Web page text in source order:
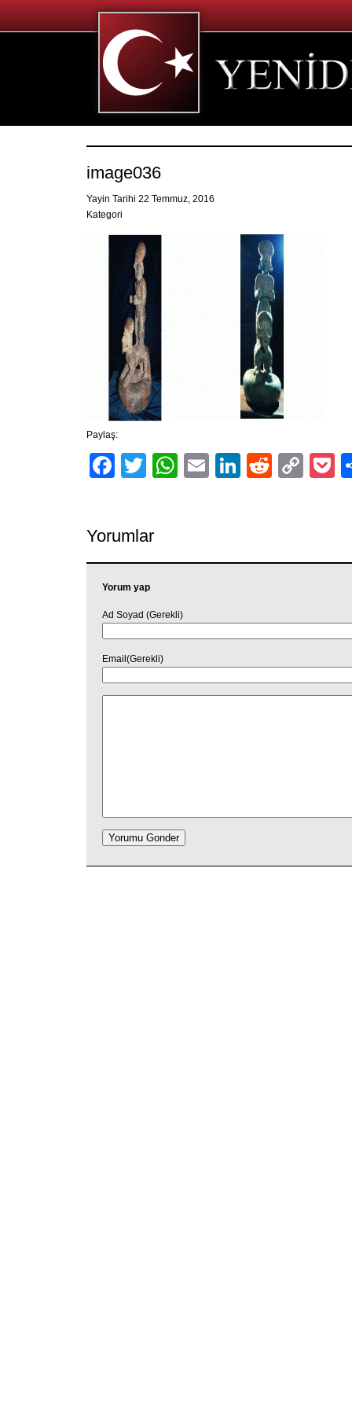
image036
Yayin Tarihi 22 Temmuz, 2016
Kategori
Paylaş:
Facebook
TwitterWhatsApp
EmailLinkedIn
Reddit
Yorumlar
Yorum yap
Ad Soyad (Gerekli)
Email(Gerekli)